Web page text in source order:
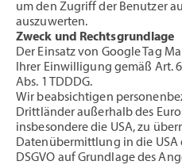
um den Zugriff der Benutzer
auszuwerten.
Zweck und Rechtsgrundlage
Der Einsatz von Google Tag
Ihrer Einwilligung gemäß Art.
Abs. 1 TDDDG.
Wir beabsichtigen
Drittländer außerhalb des
insbesondere die USA, zu
Datenübermittlung in die USA
DSGVO auf Grundlage des